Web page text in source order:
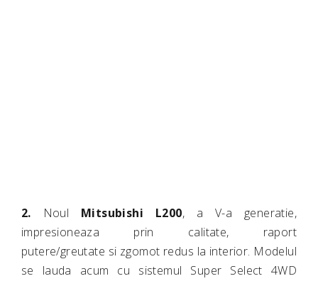
2. Noul Mitsubishi L200, a V-a generatie,
impresioneaza prin calitate, raport
putere/greutate si zgomot redus la interior. Modelul
se lauda acum cu sistemul Super Select 4WD